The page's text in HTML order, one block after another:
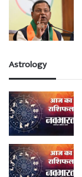
Astrology